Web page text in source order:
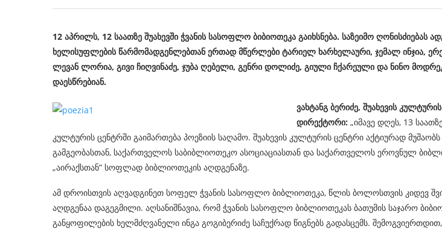
12 აპრილს, 12 საათზე შუახევში ჭვანის სასოფლო ბიბიოთეკა გაიხსნება. საზეიმო ღონისძიებას
ხელისუფლების წარმომადგენლებთან ერთად მწერლები ტარიელ ხარხელაური, ჯემალ ინჯია,
ლევან ლორია, გივი ჩიღვინაძე, ჯუბა ღებელი, გენრი დოლიძე, გიული ჩქარეული და ნინო
დაესწრებიან.
ვახტანგ ბერიძე, შუახევის
დირექტორი: „იმავე დღეს, 13
კულტურის ცენტრში გაიმართება პოეზიის საღამო. შუახევის კულტურის ცენტრი აქტიურად
გამგეობასთან, საქართველოს საბიბლიოთეკო ასოციაციასთან და საქართველოს ეროვნულ
„აირაქსთან“ სოფლად ბიბლიოთეკის აღდგენაზე.
ამ დროისთვის აღვადგინეთ სოფელ ჭვანის სასოფლო ბიბლიოთეკა, წლის ბოლოსთვის კიდევ
აღდგენაა დაგეგმილი. აღსანიშნავია, რომ ჭვანის სასოფლო ბიბლიოთეკას ბათუმის საჯარო
განყოფილების ხელმძღვანელი ინგა გოგიბერიძე საჩუქრად წიგნებს გადასცემს.